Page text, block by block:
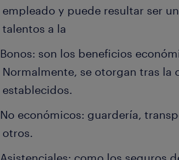
empleado y puede resultar ser
talentos a la
Bonos: son los beneficios
Normalmente, se otorgan tras la
establecidos.
No económicos: guardería,
otros.